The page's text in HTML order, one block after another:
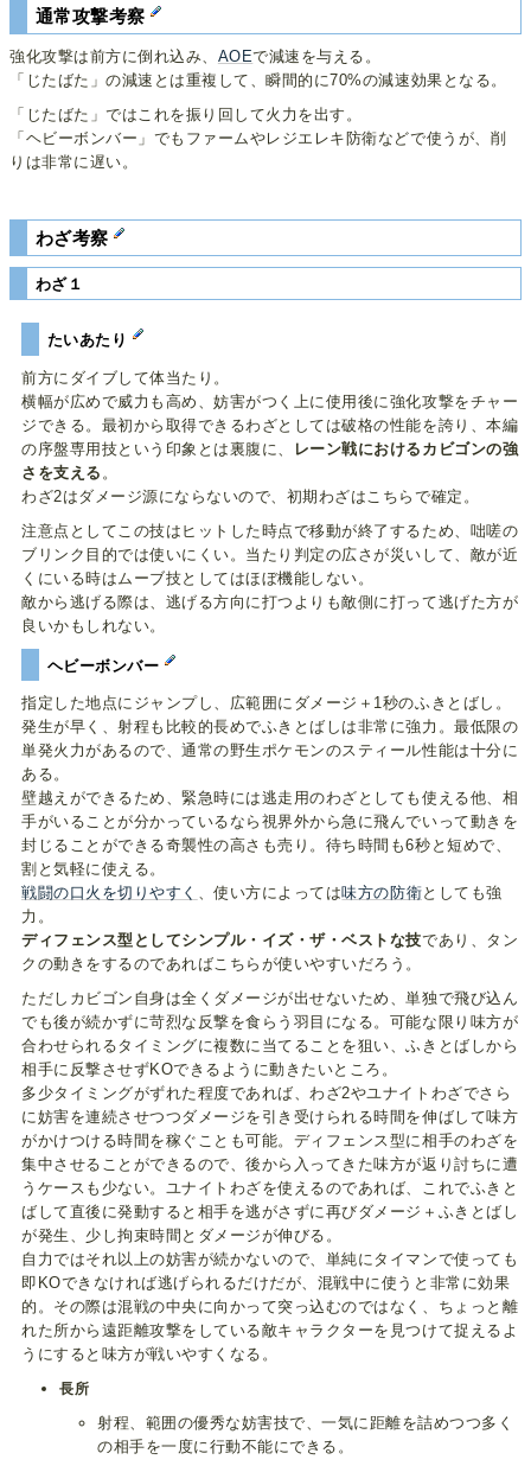
通常攻撃考察
強化攻撃は前方に倒れ込み、 AOEで減速を与える。
「じたばた」の減速とは重複して、瞬間的に70%の減速効果となる。
「じたばた」ではこれを振り回して火力を出す。
「ヘビーボンバー」でもファームやレジエレキ防衛などで使うが、削
りは非常に遅い。
わざ考察
わざ１
たいあたり
前方にダイブして体当たり。
横幅が広めで威力も高め、妨害がつく上に使用後に強化攻撃をチャー
ジできる。最初から取得できるわざとしては破格の性能を誇り、本編
の序盤専用技という印象とは裏腹に、
レーン戦におけるカビゴンの強
さを支える 。
わざ2はダメージ源にならないので、初期わざはこちらで確定。
注意点としてこの技はヒットした時点で移動が終了するため、咄嗟の
ブリンク目的では使いにくい。当たり判定の広さが災いして、敵が近
くにいる時はムーブ技としてはほぼ機能しない。
敵から逃げる際は、逃げる方向に打つよりも敵側に打って逃げた方が
良いかもしれない。
ヘビーボンバー
指定した地点にジャンプし、広範囲にダメージ＋1秒のふきとばし。
発生が早く、射程も比較的長めでふきとばしは非常に強力。最低限の
単発火力があるので、通常の野生ポケモンのスティール性能は十分に
ある。
壁越えができるため、緊急時には逃走用のわざとしても使える他、相
手がいることが分かっているなら視界外から急に飛んでいって動きを
封じることができる奇襲性の高さも売り。待ち時間も6秒と短めで、
割と気軽に使える。
戦闘の口火を切りやすく 、使い方によっては味方の防衛としても強
力。
ディフェンス型としてシンプル・イズ・ザ・ベストな技であり、タン
クの動きをするのであればこちらが使いやすいだろう。
ただしカビゴン自身は全くダメージが出せないため、単独で飛び込ん
でも後が続かずに苛烈な反撃を食らう羽目になる。可能な限り味方が
合わせられるタイミングに複数に当てることを狙い、ふきとばしから
相手に反撃させずKOできるように動きたいところ。
多少タイミングがずれた程度であれば、わざ2やユナイトわざでさら
に妨害を連続させつつダメージを引き受けられる時間を伸ばして味方
がかけつける時間を稼ぐことも可能。ディフェンス型に相手のわざを
集中させることができるので、後から入ってきた味方が返り討ちに遭
うケースも少ない。ユナイトわざを使えるのであれば、これでふきと
ばして直後に発動すると相手を逃がさずに再びダメージ＋ふきとばし
が発生、少し拘束時間とダメージが伸びる。
自力ではそれ以上の妨害が続かないので、単純にタイマンで使っても
即KOできなければ逃げられるだけだが、混戦中に使うと非常に効果
的。その際は混戦の中央に向かって突っ込むのではなく、ちょっと離
れた所から遠距離攻撃をしている敵キャラクターを見つけて捉えるよ
うにすると味方が戦いやすくなる。
長所
射程、範囲の優秀な妨害技で、一気に距離を詰めつつ多く
の相手を一度に行動不能にできる。